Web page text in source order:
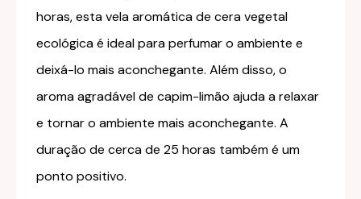
horas, esta vela aromática de cera vegetal
ecológica é ideal para perfumar o ambiente e
deixá-lo mais aconchegante. Além disso, o
aroma agradável de capim-limão ajuda a relaxar
e tornar o ambiente mais aconchegante. A
duração de cerca de 25 horas também é um
ponto positivo.